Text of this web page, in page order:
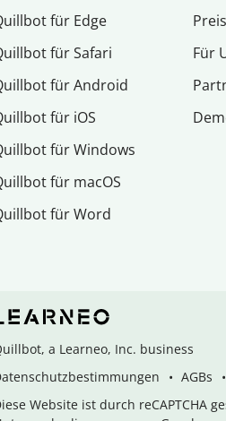
für Edge
für Safari
für Android
für iOS
für Windows
für macOS
für Word
Für
a Learneo, Inc. business
AGBs
Website ist durch reCAPTCHA